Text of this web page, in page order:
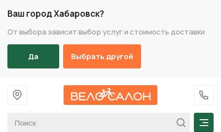
Ваш город Хабаровск?
От выбора зависит выбор услуг и стоимость доставки
Да Выбрать другой
На главную
+7